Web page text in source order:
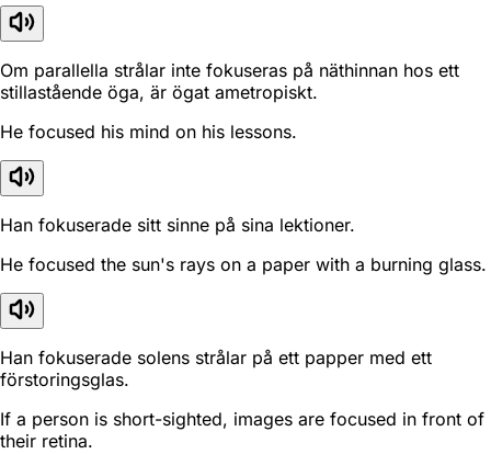
Om parallella strålar inte fokuseras på näthinnan hos ett
stillastående öga, är ögat ametropiskt.
He focused his mind on his lessons.
Han fokuserade sitt sinne på sina lektioner.
He focused the sun's rays on a paper with a burning glass.
Han fokuserade solens strålar på ett papper med ett
förstoringsglas.
If a person is short-sighted, images are focused in front of
their retina.